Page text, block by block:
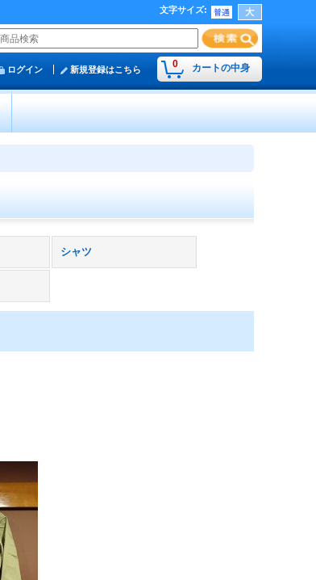
文字サイズ:
0 カートの中身
ログイン 新規登録はこちら
シャツ